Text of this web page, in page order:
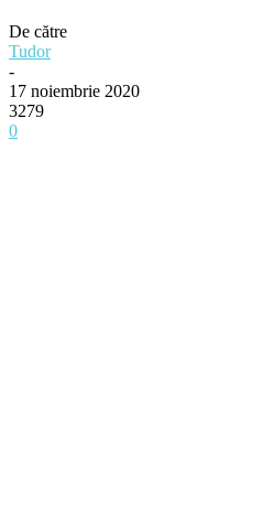
De către
Tudor
-
17 noiembrie 2020
3279
0